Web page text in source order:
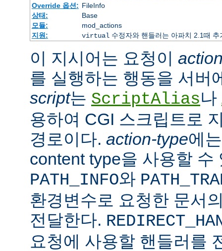
Override 옵션: FileInfo
상태:
Base
모듈:
mod_actions
지원:
virtual 수정자와 핸들러는 아파치 2.1때 추
이 지시어는 요청이
를 실행하는 행동을 서버
script는 ScriptAlias나
용하여 CGI 스크립트로
경로이다. action-type에
content type을 사용할 수
PATH_INFO와
환경변수로 요청한 문서
전달한다.
요청에 사용할 핸들러를